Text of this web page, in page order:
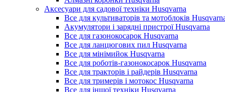
Аксесуари для садової техніки Husqvarna
Все для культиваторів та мотоблоків
Акумулятори і зарядні пристрої Husqvarna
Все для газонокосарок Husqvarna
Все для ланцюгових пил Husqvarna
Все для мінімийок Husqvarna
Все для роботів-газонокосарок Husqvarna
Все для тракторів і райдерів Husqvarna
Все для тримерів і мотокос Husqvarna
Все для іншої техніки Husqvarna